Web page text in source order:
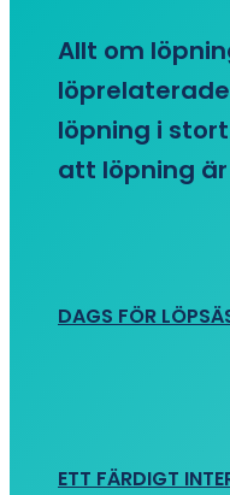
Allt om
löpning i
att löpning
DAGS FÖR
ETT FÄRDIGT